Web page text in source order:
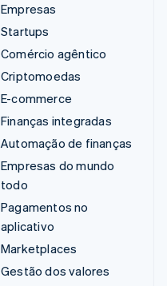
Empresas
Startups
Comércio agêntico
Criptomoedas
E-commerce
Finanças integradas
Automação de finanças
Empresas do mundo
todo
Pagamentos no
aplicativo
Marketplaces
Gestão dos valores